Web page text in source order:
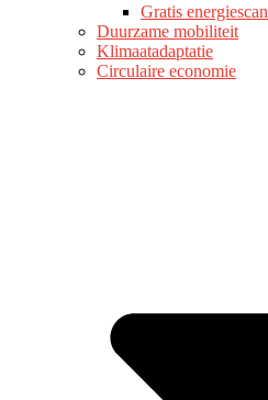
Gratis energiescan
Duurzame mobiliteit
Klimaatadaptatie
Circulaire economie